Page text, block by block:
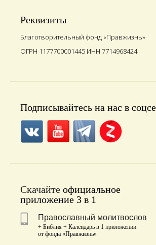
Реквизиты
Благотворительный фонд «Правжизнь»
ОГРН 1177700001445 ИНН 7714968424
Подписывайтесь на нас в
Скачайте официальное
приложение 3 в 1
Православный молитвослов
+ Библия + Календарь в 1 приложении
от фонда «Правжизнь»